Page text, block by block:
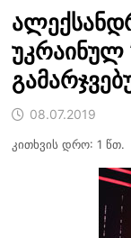
უკრაინულ
08.07.2019
კითხვის დრო: 1 წთ.